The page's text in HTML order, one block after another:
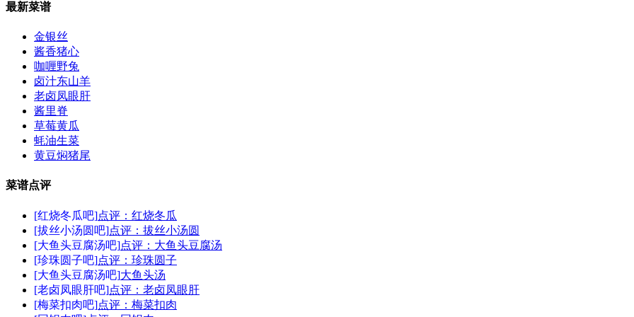
最新菜谱
金银丝
酱香猪心
咖喱野兔
卤汁东山羊
老卤凤眼肝
酱里脊
草莓黄瓜
蚝油生菜
黄豆焖猪尾
菜谱点评
[红烧冬瓜吧]点评：红烧冬瓜
[拔丝小汤圆吧]点评：拔丝小汤圆
[大鱼头豆腐汤吧]点评：大鱼头豆腐汤
[珍珠圆子吧]点评：珍珠圆子
[大鱼头豆腐汤吧]大鱼头汤
[老卤凤眼肝吧]点评：老卤凤眼肝
[梅菜扣肉吧]点评：梅菜扣肉